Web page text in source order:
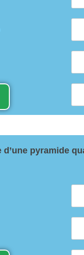
d’une pyramide